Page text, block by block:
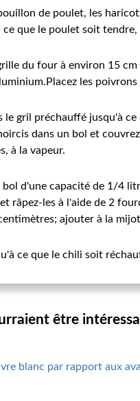
de poulet, les
que le poulet soit tendre,
du four à environ 15
les
le gril préchauffé jusqu'à
dans un bol et
à la vapeur.
bol d'une capacité de 1/4
râpez-les à l'aide de 2
ajouter à la
ce que le chili soit
être
blanc par rapport aux